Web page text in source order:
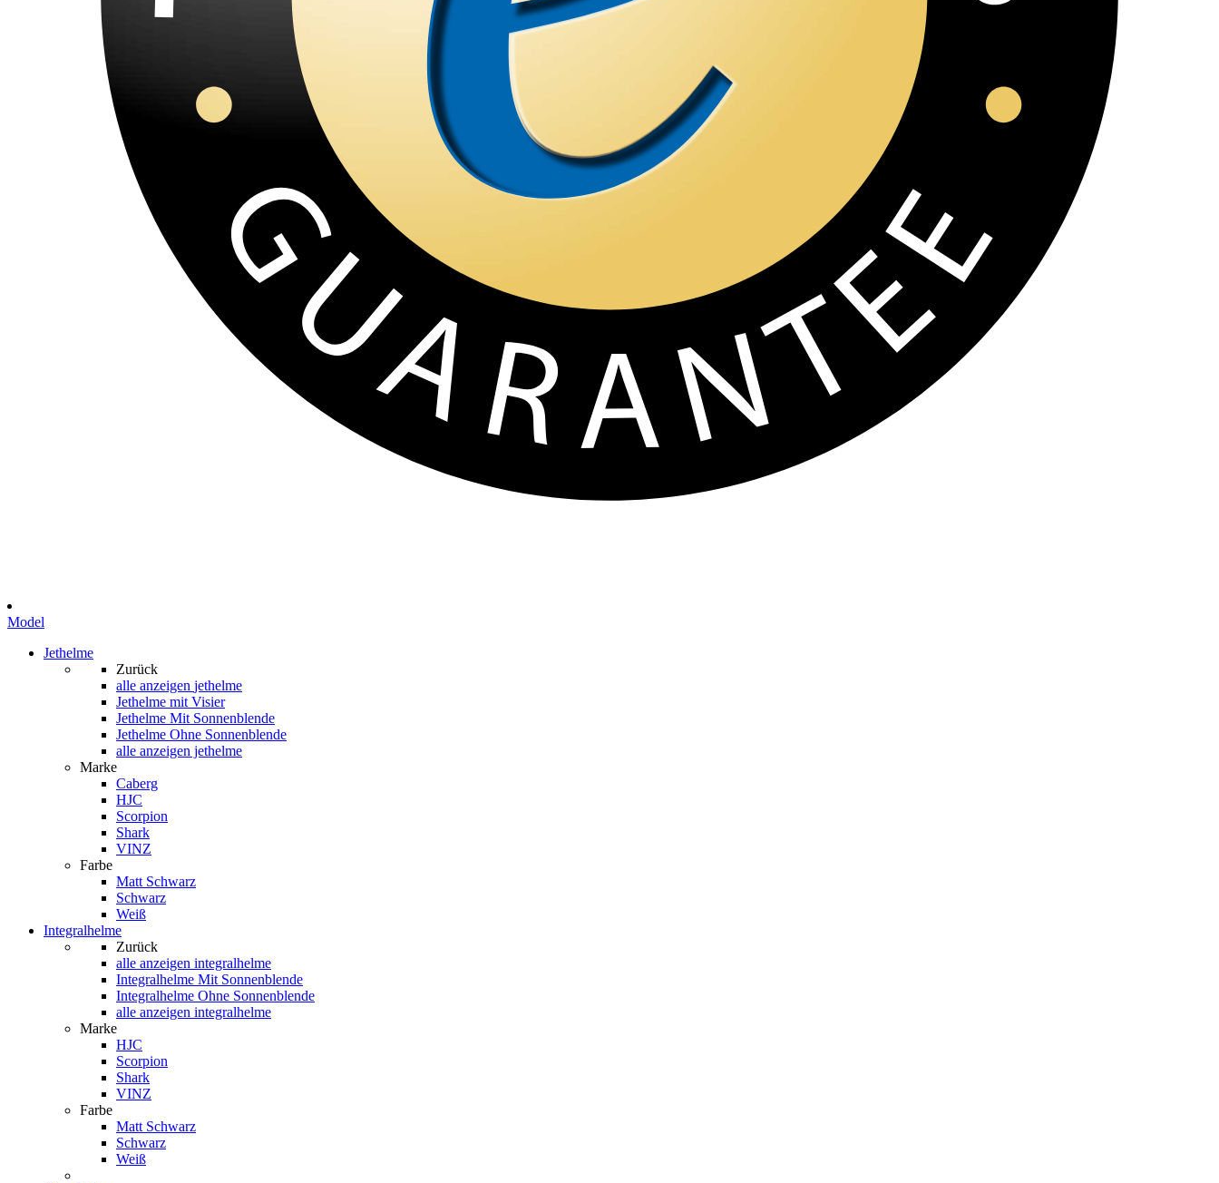
Model
Jethelme
Zurück
alle anzeigen jethelme
Jethelme mit Visier
Jethelme Mit Sonnenblende
Jethelme Ohne Sonnenblende
alle anzeigen jethelme
Marke
Caberg
HJC
Scorpion
Shark
VINZ
Farbe
Matt Schwarz
Schwarz
Weiß
Integralhelme
Zurück
alle anzeigen integralhelme
Integralhelme Mit Sonnenblende
Integralhelme Ohne Sonnenblende
alle anzeigen integralhelme
Marke
HJC
Scorpion
Shark
VINZ
Farbe
Matt Schwarz
Schwarz
Weiß